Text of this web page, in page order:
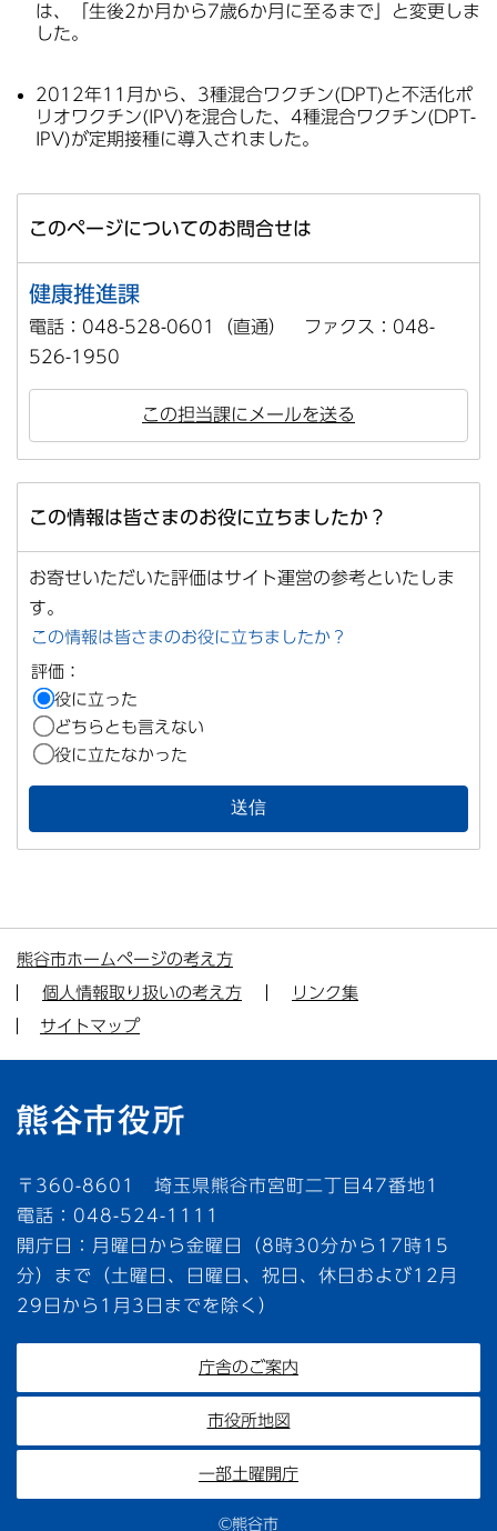
は、「生後2か月から7歳6か月に至るまで」と変更しま
した。
2012年11月から、3種混合ワクチン(DPT)と不活化ポ
リオワクチン(IPV)を混合した、4種混合ワクチン(DPT-
IPV)が定期接種に導入されました。
このページについてのお問合せは
健康推進課
電話：048-528-0601（直通） ファクス：048-
526-1950
この担当課にメールを送る
この情報は皆さまのお役に立ちましたか？
お寄せいただいた評価はサイト運営の参考といたしま
す。
この情報は皆さまのお役に立ちましたか？
評価：
役に立った
どちらとも言えない
役に立たなかった
熊谷市ホームページの考え方
個人情報取り扱いの考え方
リンク集
サイトマップ
〒360-8601 埼玉県熊谷市宮町二丁目47番地1
電話：048-524-1111
開庁日：月曜日から金曜日（8時30分から17時15
分）まで（土曜日、日曜日、祝日、休日および12月
29日から1月3日までを除く）
庁舎のご案内
市役所地図
一部土曜開庁
©熊谷市